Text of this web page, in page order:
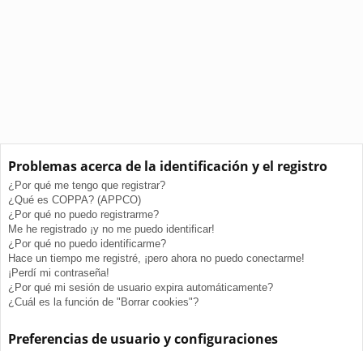
Problemas acerca de la identificación y el registro
¿Por qué me tengo que registrar?
¿Qué es COPPA? (APPCO)
¿Por qué no puedo registrarme?
Me he registrado ¡y no me puedo identificar!
¿Por qué no puedo identificarme?
Hace un tiempo me registré, ¡pero ahora no puedo conectarme!
¡Perdí mi contraseña!
¿Por qué mi sesión de usuario expira automáticamente?
¿Cuál es la función de "Borrar cookies"?
Preferencias de usuario y configuraciones